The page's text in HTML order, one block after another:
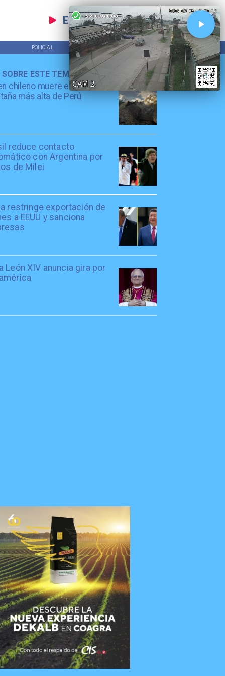
EN VIVO
POLICIAL TENDENCIAS
chileno muere escalando
más alta de Perú
reduce contacto
con Argentina por
de Milei
restringe exportación de
a EEUU y sanciona
León XIV anuncia gira por
ESTE TEMA